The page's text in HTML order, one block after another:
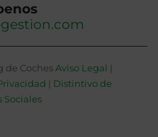
de Coches Aviso Legal
Distintivo de
Sociales